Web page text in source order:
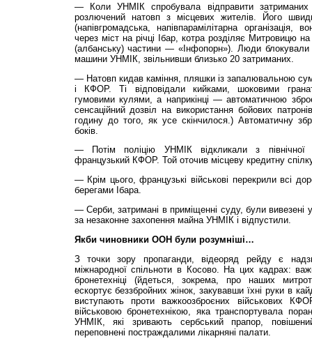
— Коли УНМІК спробувала відправити
розлючений натовп з місцевих жителів. Його
(напівгромадська, напівпарамілітарна організація,
через міст на річці Ібар, котра розділяє Митровицю на
(албанську) частини — «Інфопорн»). Люди блокували
машини УНМІК, звільнивши близько 20 затриманих.
— Натовп кидав каміння, пляшки із запалювальною
і КФОР. Ті відповідали кийками, шоковими
гумовими кулями, а наприкінці — автоматичною
сенсаційний дозвіл на використання бойових
годинy до того, як усе cкінчилося.) Автоматичну
боків.
— Потім поліцію УНМІК відкликали з
французький КФОР. Той оточив місцеву кредитну
— Крім цього, французькі військові перекрили всі
берегами Ібара.
— Серби, затримані в приміщенні суду, були вивезені
за незаконне захопення майна УНМІК і відпустили.
Якби чиновники ООН були розумніші…
З точки зору пропаганди, відеоряд рейду є
міжнародної спільноти в Косово. На цих кадрах:
бронетехніці (йдеться, зокрема, про наших
ескортує беззбройних жінок, закувавши їхні руки в
виступають проти важкоозброєних військових
військовою бронетехнікою, яка транспортувала
УНМІК, які зривають сербський прапор,
переповнені постраждалими лікарняні палати.